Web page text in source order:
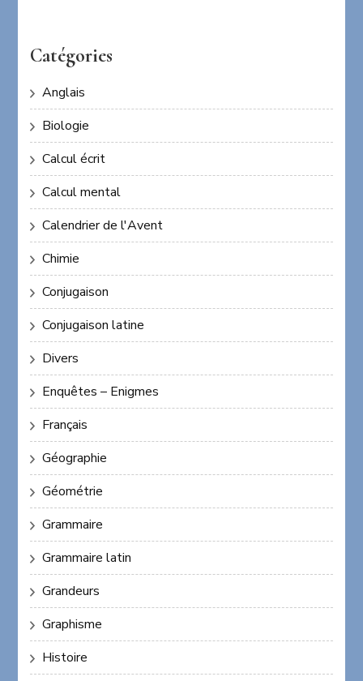
Catégories
Anglais
Biologie
Calcul écrit
Calcul mental
Calendrier de l'Avent
Chimie
Conjugaison
Conjugaison latine
Divers
Enquêtes – Enigmes
Français
Géographie
Géométrie
Grammaire
Grammaire latin
Grandeurs
Graphisme
Histoire